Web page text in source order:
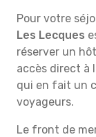
Pour votre
Les Lecques
réserver un
accès direct à
qui en fait un
voyageurs.
Le front de